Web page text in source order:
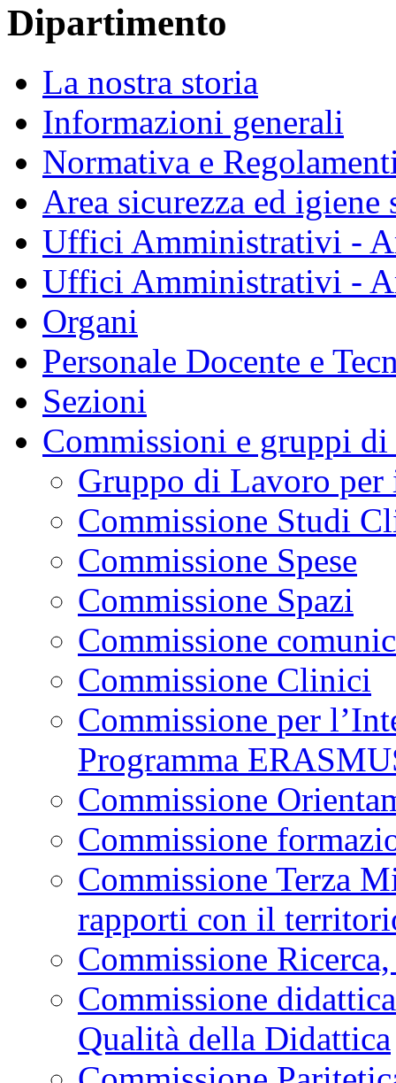
Dipartimento
La nostra storia
Informazioni generali
Normativa e
Area sicurezza ed igiene
Uffici Amministrativi -
Uffici Amministrativi -
Organi
Personale Docente e
Sezioni
Commissioni e gruppi
Gruppo di Lavoro
Commissione Studi
Commissione Spese
Commissione Spazi
Commissione
Commissione Clinici
Commissione per
Programma
Commissione
Commissione
Commissione Terza
rapporti con il
Commissione
Commissione
Qualità della Didattica